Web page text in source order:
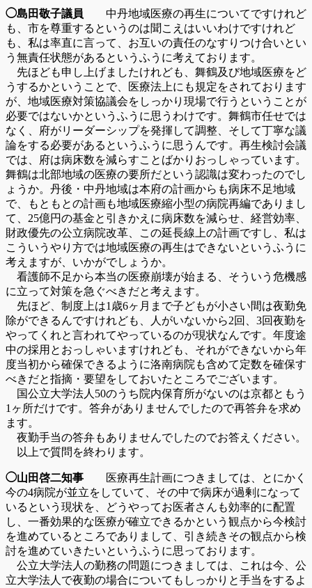
◯島田敬子議員 中丹地域医療の再生についてですけれど
も、市を尊重するというのは聞こえはいいわけですけれど
も、私は率直に言って、お互いの責任のなすりつけ合いとい
う無責任状態があるというふうに考えております。
先ほども申し上げましたけれども、舞鶴及び地域医療をど
うするかということで、医療法上にも規定をされております
が、地域医療対策協議会をしっかり現場で行うということが
必要ではないかというふうに思うわけです。舞鶴市任せでは
なく、府がリーダーシップを発揮して調整、そして丁寧な議
論をする必要があるというふうに思うんです。再生検討会議
では、府は病床数を減らすことばかりおっしゃっています。
舞鶴は北部地域の医療の要所だという認識は変わったのでし
ょうか。丹後・中丹地域は本府の計画からも病床不足地域
で、もともとの計画も地域医療縮小型の病院再編でありまし
て、25億円の基金と引きかえに病床数を減らせ、経営効率、
財政優先の公立病院改革、この延長線上の計画ですし、私は
こういうやり方では地域医療の再生はできないというふうに
考えますが、いかがでしょうか。
看護師不足から本当の医療崩壊が始まる、そういう危機感
に立って対策を急ぐべきだと考えます。
先ほど、制度上は1歳6ヶ月まで子どもが小さい間は夜勤免
除ができるんですけれども、人がいないから2回、3回夜勤を
やってくれと言われてやっているのが現状なんです。年度途
中の採用とおっしゃいますけれども、それができないから年
度当初から確保できるように洛南病院も含めて定数を確保す
べきだと指摘・要望をしておいたところでございます。
国公立大学法人50のうち院内保育所がないのは京都ともう
1ヶ所だけです。答弁がありませんでしたので再答弁を求め
ます。
夜勤手当の答弁もありませんでしたのでお答えください。
以上で質問を終わります。
◯山田啓二知事 医療再生計画につきましては、とにかく
今の4病院が並立をしていて、その中で病床が過剰になって
いるという現状を、どうやってお医者さんも効率的に配置
し、一番効果的な医療が確立できるかという観点から今検討
を進めているところでありまして、引き続きその観点から検
討を進めていきたいというふうに思っております。
公立大学法人の勤務の問題につきましては、これは今、公
立大学法人で夜勤の場合についてもしっかりと手当をするよ